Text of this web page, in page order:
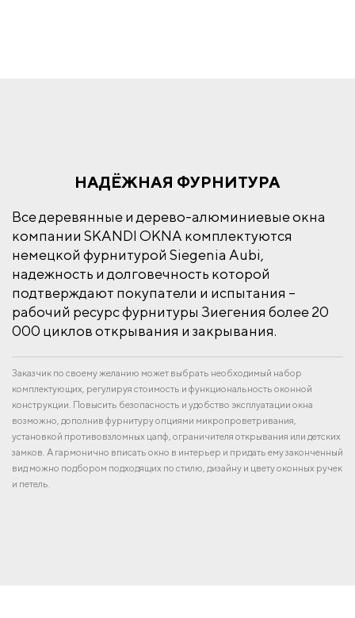
НАДЁЖНАЯ ФУРНИТУРА
Все деревянные и дерево-алюминиевые окна
компании SKANDI OKNA комплектуются
немецкой фурнитурой Siegenia Aubi,
надежность и долговечность которой
подтверждают покупатели и испытания –
рабочий ресурс фурнитуры Зиегения более 20
000 циклов открывания и закрывания.
Заказчик по своему желанию может выбрать необходимый набор
комплектующих, регулируя стоимость и функциональность оконной
конструкции. Повысить безопасность и удобство эксплуатации окна
возможно, дополнив фурнитуру опциями микропроветривания,
установкой противовзломных цапф, ограничителя открывания или детских
замков. А гармонично вписать окно в интерьер и придать ему законченный
вид можно подбором подходящих по стилю, дизайну и цвету оконных ручек
и петель.